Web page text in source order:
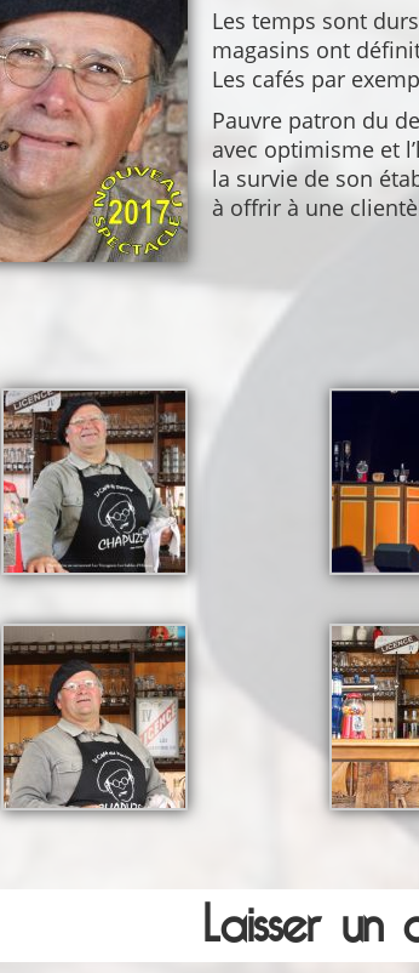
Les temps sont
magasins ont
Les cafés par
Pauvre patron du
avec optimisme et
la survie de son
à offrir à une
Laisser un